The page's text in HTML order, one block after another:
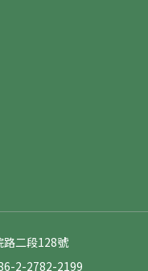
路二段128號
2-2782-2199